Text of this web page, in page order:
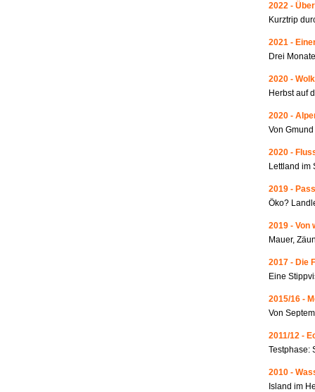
2022 -
Kurztrip
2021 -
Drei
2020 -
Herbst auf
2020 -
Von
2020 -
Lettland im
2019 -
Öko?
2019 - Von
Mauer,
2017 - Die
Eine
2015/16 -
Von
2011/12 -
Testphase:
2010 -
Island im